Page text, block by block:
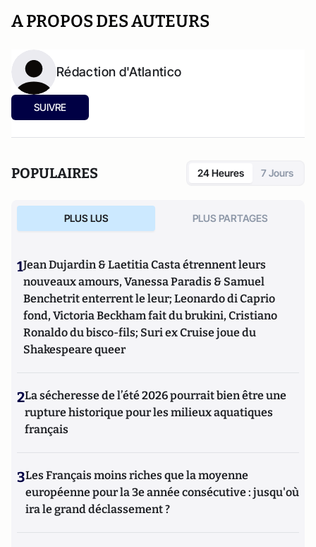
A PROPOS DES AUTEURS
Rédaction d'Atlantico
SUIVRE
POPULAIRES 24 Heures 7 Jours
PLUS LUS PLUS PARTAGES
1Jean Dujardin & Laetitia Casta étrennent leurs
nouveaux amours, Vanessa Paradis & Samuel
Benchetrit enterrent le leur; Leonardo di Caprio
fond, Victoria Beckham fait du brukini, Cristiano
Ronaldo du bisco-fils; Suri ex Cruise joue du
Shakespeare queer
2La sécheresse de l’été 2026 pourrait bien être une
rupture historique pour les milieux aquatiques
français
3Les Français moins riches que la moyenne
européenne pour la 3e année consécutive : jusqu'où
ira le grand déclassement ?